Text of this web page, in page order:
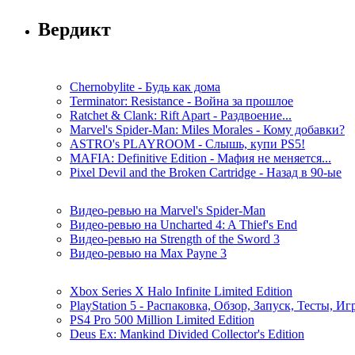
Вердикт
Chernobylite - Будь как дома
Terminator: Resistance - Война за прошлое
Ratchet & Clank: Rift Apart - Раздвоение...
Marvel's Spider-Man: Miles Morales - Кому добавки?
ASTRO's PLAYROOM - Слышь, купи PS5!
MAFIA: Definitive Edition - Мафия не меняется...
Pixel Devil and the Broken Cartridge - Назад в 90-ые
Видео-ревью на Marvel's Spider-Man
Видео-ревью на Uncharted 4: A Thief's End
Видео-ревью на Strength of the Sword 3
Видео-ревью на Max Payne 3
Xbox Series X Halo Infinite Limited Edition
PlayStation 5 - Распаковка, Обзор, Запуск, Тесты,
PS4 Pro 500 Million Limited Edition
Deus Ex: Mankind Divided Collector's Edition